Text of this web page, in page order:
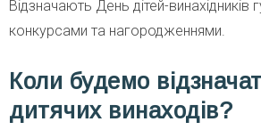
Відзначають День дітей-винахідників
конкурсами та нагородженнями.
Коли будемо
дитячих винаходів?